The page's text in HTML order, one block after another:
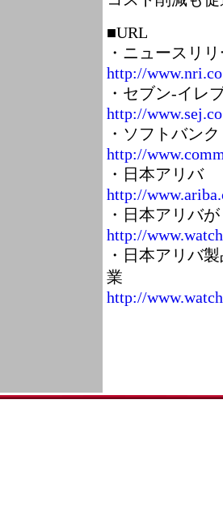
■URL
・ニュースリリ
http://
・セブン‐イレ
http://
・ソフトバン
http://
・日本アリバ
http://
・日本アリバ
http://
・日本アリバ
業
http://